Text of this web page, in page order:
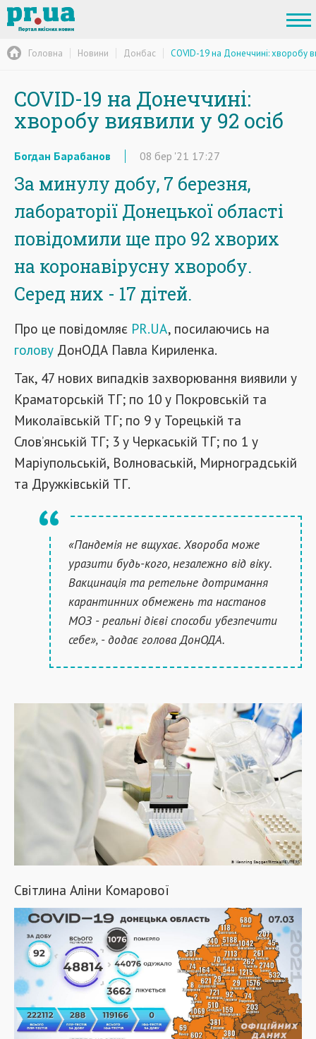
Головна Новини Донбас COVID-19 на Донеччині: хворобу
COVID-19 на Донеччині:
хворобу виявили у 92 осіб
Богдан Барабанов 08 бер '21 17:27
За минулу добу, 7 березня,
лабораторії Донецької області
повідомили ще про 92 хворих
на коронавірусну хворобу.
Серед них - 17 дітей.
Про це повідомляє PR.UA, посилаючись на
голову ДонОДА Павла Кириленка.
Так, 47 нових випадків захворювання виявили у
Краматорській ТГ; по 10 у Покровській та
Миколаївській ТГ; по 9 у Торецькій та
Слов’янській ТГ; 3 у Черкаській ТГ; по 1 у
Маріупольській, Волноваській, Мирноградській
та Дружківській ТГ.
«Пандемія не вщухає. Хвороба може
уразити будь-кого, незалежно від віку.
Вакцинація та ретельне дотримання
карантинних обмежень та настанов
МОЗ - реальні дієві способи убезпечити
себе», - додає голова ДонОДА.
Світлина Аліни Комарової